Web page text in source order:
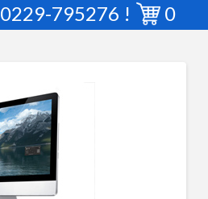
0229-795276 ! 0